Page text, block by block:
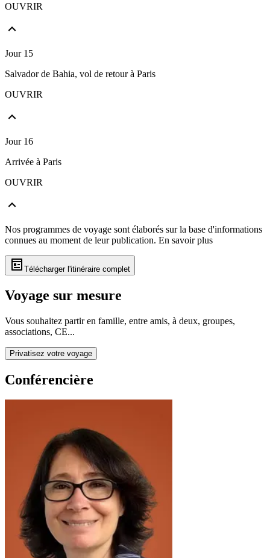
OUVRIR
Jour 15
Salvador de Bahia, vol de retour à Paris
OUVRIR
Jour 16
Arrivée à Paris
OUVRIR
Nos programmes de voyage sont élaborés sur la base d'informations
connues au moment de leur publication. En savoir plus
Télécharger l'itinéraire complet
Voyage sur mesure
Vous souhaitez partir en famille, entre amis, à deux, groupes,
associations, CE...
Privatisez votre voyage
Conférencière